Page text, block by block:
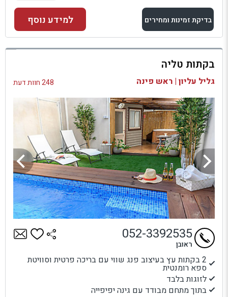
בדיקת זמינות ומחירים
למתחם זה
בדיקת זמינות ומחירים
למידע נוסף
בקתות טליה
גליל עליון | ראש פינה 248 חוות דעת
2 בקתות עץ בעיצוב פנג שווי עם בריכה פרטית וסוויטת
ספא רומנטית
לזוגות בלבד
בתוך מתחם מבודד עם גינה יפיפייה
052-3392535
ראובן